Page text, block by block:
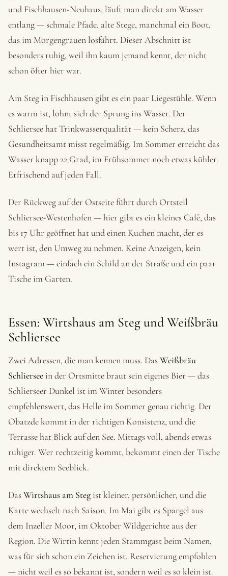
und Fischhausen-Neuhaus, läuft man direkt am Wasser
entlang — schmale Pfade, alte Stege, manchmal ein Boot,
das im Morgengrauen losfährt. Dieser Abschnitt ist
besonders ruhig, weil ihn kaum jemand kennt, der nicht
schon öfter hier war.
Am Steg in Fischhausen gibt es ein paar Liegestühle. Wenn
es warm ist, lohnt sich der Sprung ins Wasser. Der
Schliersee hat Trinkwasserqualität — kein Scherz, das
Gesundheitsamt misst regelmäßig. Im Sommer erreicht das
Wasser knapp 22 Grad, im Frühsommer noch etwas kühler.
Erfrischend auf jeden Fall.
Der Rückweg auf der Ostseite führt durch Ortsteil
Schliersee-Westenhofen — hier gibt es ein kleines Café, das
bis 17 Uhr geöffnet hat und einen Kuchen macht, der es
wert ist, den Umweg zu nehmen. Keine Anzeigen, kein
Instagram — einfach ein Schild an der Straße und ein paar
Tische im Garten.
Essen: Wirtshaus am Steg und Weißbräu
Schliersee
Zwei Adressen, die man kennen muss. DasWeißbräu
Schliersee in der Ortsmitte braut sein eigenes Bier — das
Schlierseer Dunkel ist im Winter besonders
empfehlenswert, das Helle im Sommer genau richtig. Der
Obatzde kommt in der richtigen Konsistenz, und die
Terrasse hat Blick auf den See. Mittags voll, abends etwas
ruhiger. Wer rechtzeitig kommt, bekommt einen der Tische
mit direktem Seeblick.
DasWirtshaus am Steg ist kleiner, persönlicher, und die
Karte wechselt nach Saison. Im Mai gibt es Spargel aus
dem Inzeller Moor, im Oktober Wildgerichte aus der
Region. Die Wirtin kennt jeden Stammgast beim Namen,
was für sich schon ein Zeichen ist. Reservierung empfohlen
— nicht weil es so bekannt ist, sondern weil es so klein ist.